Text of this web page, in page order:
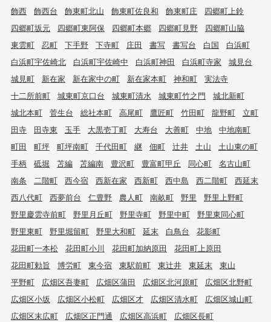
飾西
飾西台 飾東町北山 飾東町佐良和 飾東町庄
四郷町上鈴
四郷町坂元
四郷町東阿保 四郷町本郷 四郷町見野
四郷町山脇
東雲町
忍町 下手野 下寺町 庄田 書写 書写台 白国
白浜町
白浜町宇佐崎北
白浜町宇佐崎中 白浜町神田 白浜町寺家
城見台
城見町
新在家 新在家中の町 新在家本町 神和町
実法寺
十二所前町
城東町京口台 城東町清水 城東町竹之門
城北新町
城北本町
菅生台 総社本町 高尾町 鷹匠町 竹田町 龍野町
立町
田寺
田寺東 玉手 大黒壱丁町 大寿台 大善町 中地
中地南町
町田
町坪 町坪南町 千代田町 継 佃町 辻井 土山
土山東の町
手柄
砥堀 苫編 苫編南 豊沢町 豊富町甲丘 同心町
名古山町
南条
二階町 西今宿 西新在家 西新町 西中島 西二階町
西延末
西八代町
西夢前台 仁豊野 農人町 南畝町 野里
野里上野町
野里慶雲寺前町
野里月丘町 野里寺町 野里中町
野里東同心町
野里東町
野里堀留町 野里大和町 延末 白鳥台
花影町
花田町一本松
花田町小川 花田町加納原田
花田町上原田
花田町勅旨
博労町 東今宿 東駅前町 東辻井 東延末
東山
平野町
広畑区吾妻町 広畑区蒲田 広畑区北河原町
広畑区北野町
広畑区小坂
広畑区小松町 広畑区才 広畑区清水町
広畑区城山町
広畑区末広町
広畑区正門通 広畑区高浜町
広畑区長町